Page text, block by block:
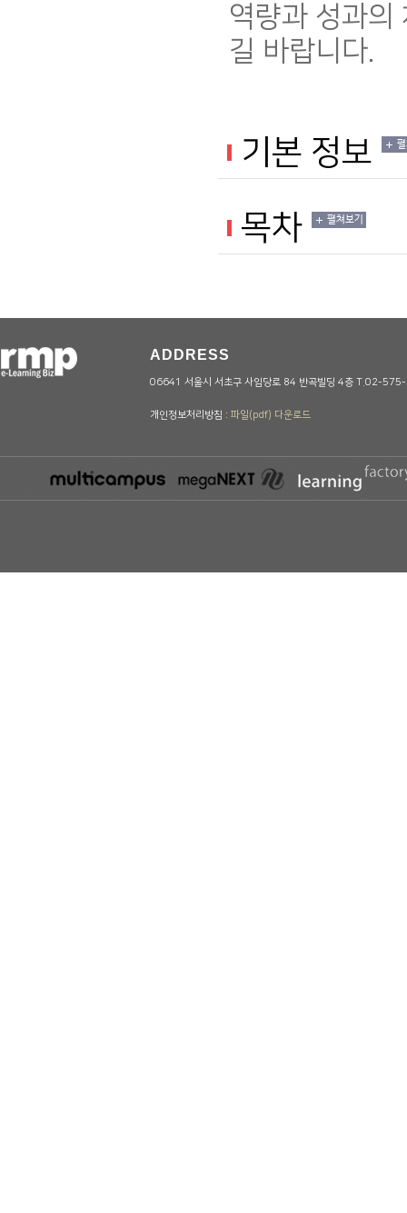
역량과 성과의
길 바랍니다.
기본 정보
목차 펼쳐보기
ADDRESS
06641 서울시 서초구 사임당로 84 반곡빌딩 4층 T.02-
개인정보처리방침 : 파일(pdf) 다운로드